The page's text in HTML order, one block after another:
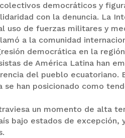
democráticos y
con la denuncia. La
uso de fuerzas militares y
a la comunidad
democrática en la
de América Latina han
del pueblo ecuatoriano.
se han posicionado como
un momento de alta
bajo estados de excepción,